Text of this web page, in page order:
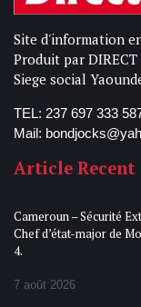
Site d'information
Produit par DIRECT
Siege social
TEL: 237 697 333
Mail:
Article Recent
Cameroun – Sécurité
Chef d’état-major de
4.
7 août 2026